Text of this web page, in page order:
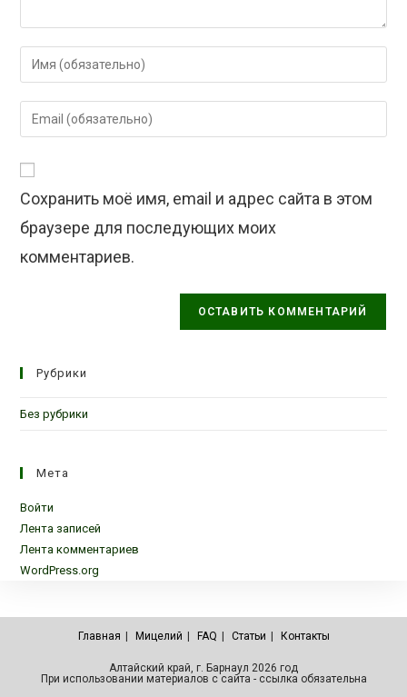
Введите
свое
имя
или
чтобы
Введите
свой
адрес,
чтобы
прокомментировать
Сохранить моё имя, email и адрес сайта в этом
браузере для последующих моих
комментариев.
Рубрики
Без рубрики
Мета
Войти
Лента записей
Лента комментариев
WordPress.org
Главная Мицелий FAQ Статьи Контакты
Алтайский край, г. Барнаул 2026 год
При использовании материалов с сайта - ссылка обязательна